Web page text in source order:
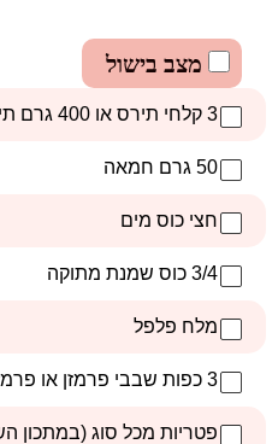
מצב בישול
3 קלחי תירס או 400 גרם תירס משימורים/ קפוא
50 גרם חמאה
חצי כוס מים
3/4 כוס שמנת מתוקה
מלח פלפל
3 כפות שבבי פרמזן או פרמזן מגורד
פטריות מכל סוג (במתכון